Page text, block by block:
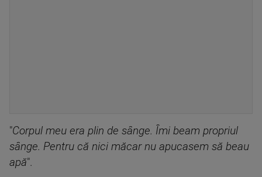
"Corpul meu era plin de sânge. Îmi beam propriul
sânge. Pentru că nici măcar nu apucasem să beau
apă".